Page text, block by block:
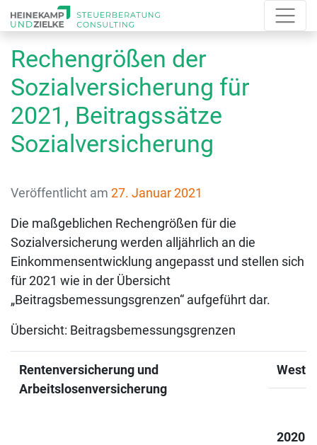
Rechengrößen der
Sozialversicherung für
2021, Beitragssätze
Sozialversicherung
Veröffentlicht am 27. Januar 2021
Die maßgeblichen Rechengrößen für die
Sozialversicherung werden alljährlich an die
Einkommensentwicklung angepasst und stellen sich
für 2021 wie in der Übersicht
„Beitragsbemessungsgrenzen“ aufgeführt dar.
Übersicht: Beitragsbemessungsgrenzen
Rentenversicherung und
Arbeitslosenversicherung
West
2020